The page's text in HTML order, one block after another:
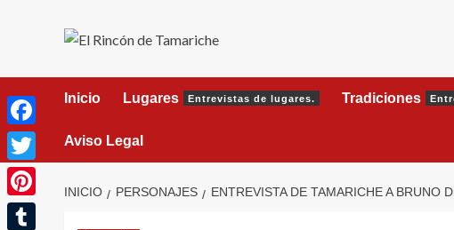
Inicio Lugares Entrevistas de lugares. Tradiciones
Aviso Legal
INICIO PERSONAJES ENTREVISTA DE TAMARICHE A BRUNO
Facebook
Twitter
Pinterest